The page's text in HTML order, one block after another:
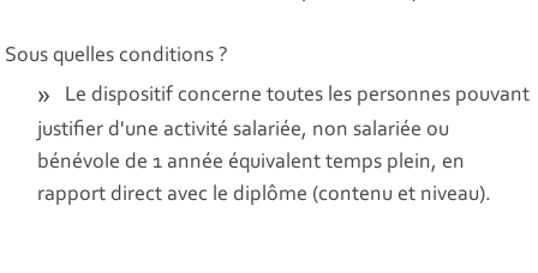
Sous quelles conditions ?
Le dispositif concerne toutes les personnes pouvant
justifier d'une activité salariée, non salariée ou
bénévole de 1 année équivalent temps plein, en
rapport direct avec le diplôme (contenu et niveau).